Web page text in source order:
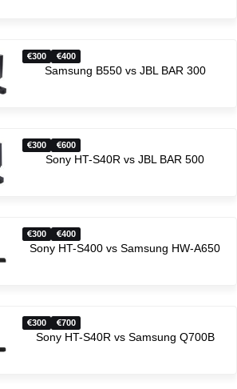
300 400
Samsung B550 vs JBL BAR 300
300 600
Sony HT-S40R vs JBL BAR 500
300 400
Sony HT-S400 vs Samsung HW-A650
300 700
Sony HT-S40R vs Samsung Q700B